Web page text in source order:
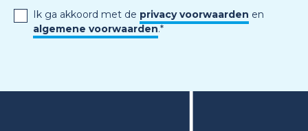
Ik ga akkoord met de privacy voorwaarden en
algemene voorwaarden.*